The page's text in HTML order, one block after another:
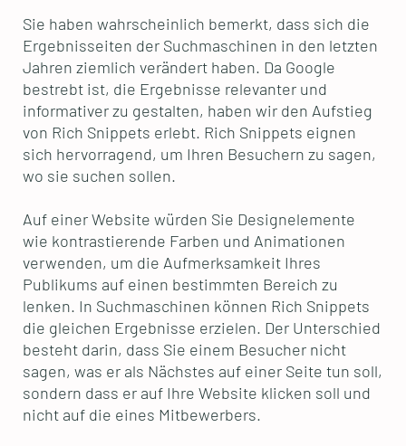
Sie haben wahrscheinlich bemerkt, dass sich die
Ergebnisseiten der Suchmaschinen in den letzten
Jahren ziemlich verändert haben. Da Google
bestrebt ist, die Ergebnisse relevanter und
informativer zu gestalten, haben wir den Aufstieg
von Rich Snippets erlebt. Rich Snippets eignen
sich hervorragend, um Ihren Besuchern zu sagen,
wo sie suchen sollen.
Auf einer Website würden Sie Designelemente
wie kontrastierende Farben und Animationen
verwenden, um die Aufmerksamkeit Ihres
Publikums auf einen bestimmten Bereich zu
lenken. In Suchmaschinen können Rich Snippets
die gleichen Ergebnisse erzielen. Der Unterschied
besteht darin, dass Sie einem Besucher nicht
sagen, was er als Nächstes auf einer Seite tun soll,
sondern dass er auf Ihre Website klicken soll und
nicht auf die eines Mitbewerbers.